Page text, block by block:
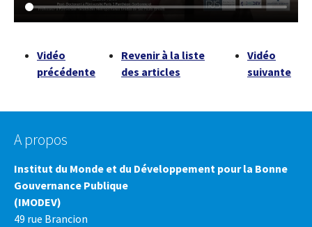
Vidéo
précédente
Revenir à la liste
des articles
Vidéo
suivante
A propos
Institut du Monde et du Développement pour la Bonne
Gouvernance Publique
(IMODEV)
49 rue Brancion